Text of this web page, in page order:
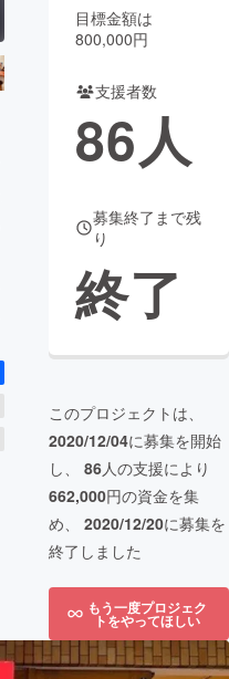
コミュニティ
目標金額は
800,000円
支援者数
86人
募集終了まで残
り
終了
このプロジェクトは、
2020/12/04に募集を開始
し、 86人の支援により
662,000円の資金を集
め、 2020/12/20に募集を
終了しました
もう一度プロジェク
トをやってほしい